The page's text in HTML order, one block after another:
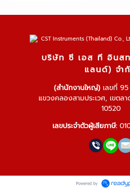
บริษัท ซี เอส ที อินส
แลนด์) จำ
(สำนักงานใหญ่)เลขที่ 95
แขวงคลองสามประเวศ, เขตล
10520
เลขประจำตัวผู้เสียภาษี: